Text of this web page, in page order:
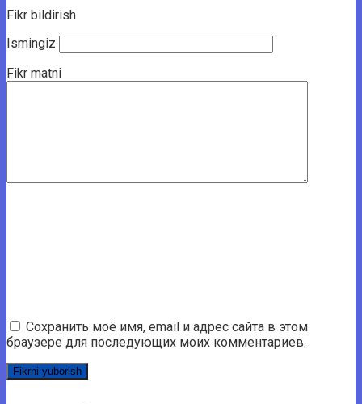
Fikr bildirish
Ismingiz
Fikr matni
Сохранить моё имя, email и адрес сайта в этом
браузере для последующих моих комментариев.